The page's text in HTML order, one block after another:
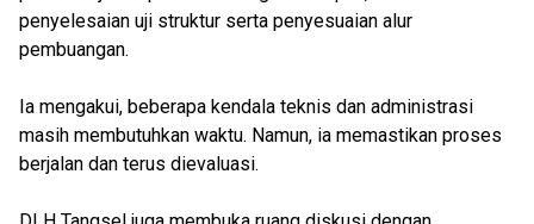
penyelesaian uji struktur serta penyesuaian alur
pembuangan.
Ia mengakui, beberapa kendala teknis dan administrasi
masih membutuhkan waktu. Namun, ia memastikan proses
berjalan dan terus dievaluasi.